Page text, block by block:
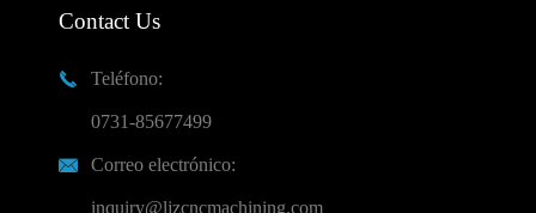
Contact Us

Teléfono:
0731-85677499

Correo electrónico:
inquiry@ljzcncmachining.com